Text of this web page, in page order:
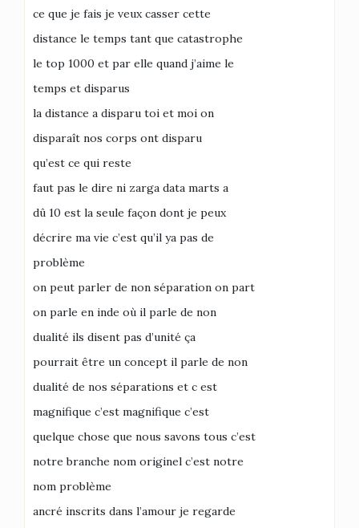
ce que je fais je veux casser cette
distance le temps tant que catastrophe
le top 1000 et par elle quand j’aime le
temps et disparus
la distance a disparu toi et moi on
disparaît nos corps ont disparu
qu’est ce qui reste
faut pas le dire ni zarga data marts a
dû 10 est la seule façon dont je peux
décrire ma vie c’est qu’il ya pas de
problème
on peut parler de non séparation on part
on parle en inde où il parle de non
dualité ils disent pas d’unité ça
pourrait être un concept il parle de non
dualité de nos séparations et c est
magnifique c’est magnifique c’est
quelque chose que nous savons tous c’est
notre branche nom originel c’est notre
nom problème
ancré inscrits dans l’amour je regarde